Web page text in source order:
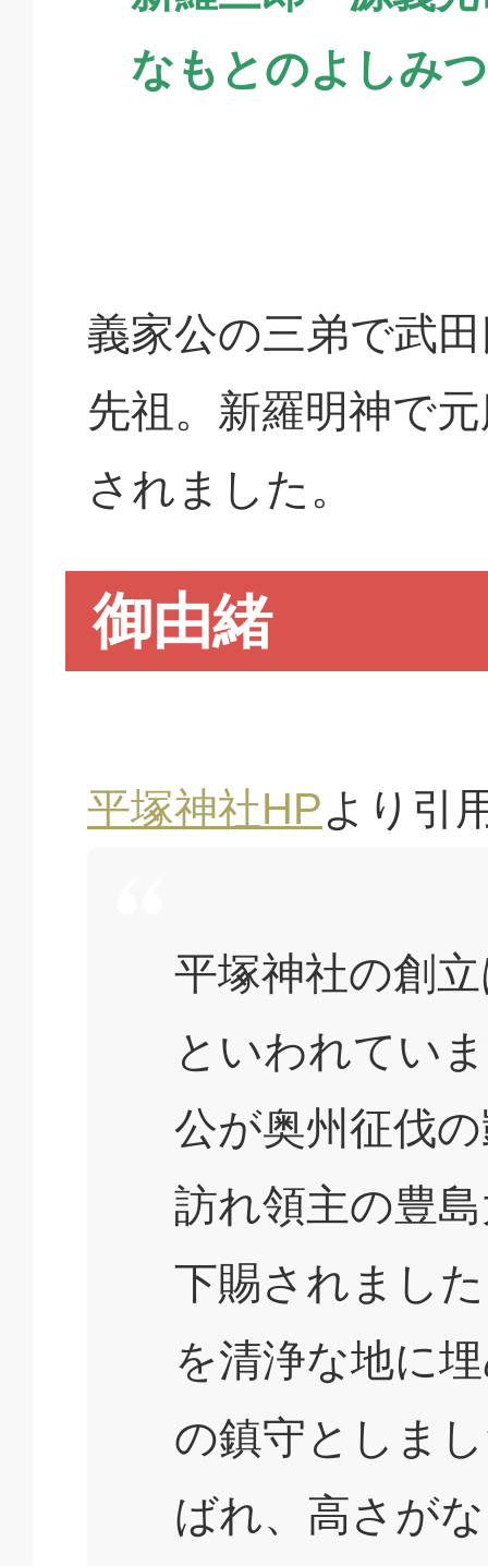
なもとのよしみ
義家公の三弟で武
先祖。新羅明神で
されました。
御由緒
平塚神社HPより引
平塚神社の創
といわれてい
公が奥州征伐
訪れ領主の豊
下賜されまし
を清浄な地に
の鎮守としま
ばれ、高さが